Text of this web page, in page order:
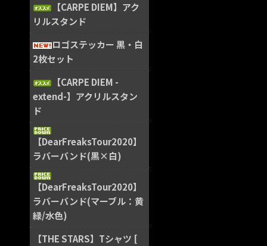
【CARPE DIEM】アク
リルスタンド
ロゴステッカー 黒・白
2枚セット
【CARPE DIEM -
extend-】アクリルスタン
ド
【DearFreaksTour2020】
ラバーバンド(黒×白)
【DearFreaksTour2020】
ラバーバンド(マーブル：黄
緑/水色)
【THE STARS】Tシャツ [